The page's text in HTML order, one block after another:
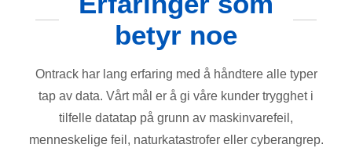
betyr noe
Ontrack har lang erfaring med å håndtere alle typer
tap av data. Vårt mål er å gi våre kunder trygghet i
tilfelle datatap på grunn av maskinvarefeil,
menneskelige feil, naturkatastrofer eller cyberangrep.